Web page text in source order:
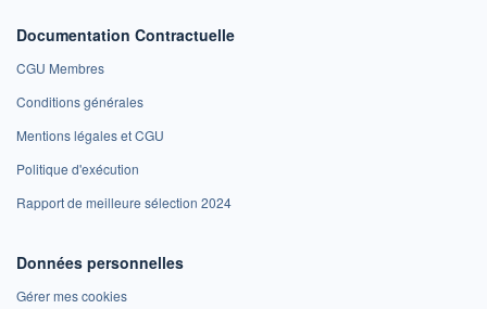
Documentation Contractuelle
CGU Membres
Conditions générales
Mentions légales et CGU
Politique d'exécution
Rapport de meilleure sélection 2024
Données personnelles
Gérer mes cookies